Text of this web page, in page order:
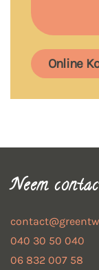
Online
Neem
040 30 50 040
06 832 007 58